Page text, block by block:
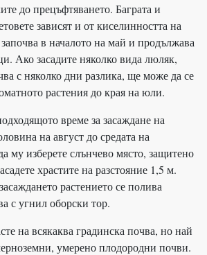
до прецъфтяването. Баграта и
зависят и от киселинността на
в началото на май и продължава
Ако засадите няколко вида люляк,
с няколко дни разлика, ще може да се
растения до края на юли.
време за засаждане на
на август до средата на
му изберете слънчево място, защитено
храстите на разстояние 1,5 м.
растението се полива
с угнил оборски тор.
на всякаква градинска почва, но най
умерено плодородни почви.